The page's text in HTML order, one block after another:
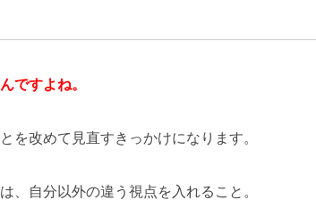
ですよね。
を改めて見直すきっかけになります。
、自分以外の違う視点を入れること。